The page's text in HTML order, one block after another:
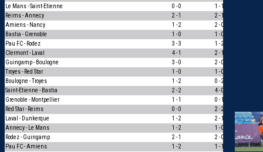
Le Mans - Saint-Etienne
0 - 0 1 - 1
Reims - Annecy
2 - 1 2 - 1
Amiens - Nancy
1 - 2 2 - 0
Bastia - Grenoble
1 - 0 1 - 0
Pau FC - Rodez
3 - 3 1 - 2
Clermont - Laval
4 - 1 2 - 1
Guingamp - Boulogne
3 - 0 2 - 0
Troyes - Red Star
1 - 0 1 - 0
Boulogne - Troyes
1 - 2 0 - 2
Saint-Etienne - Bastia
2 - 2 4 - 0
Grenoble - Montpellier
1 - 1 0 - 1
Red Star - Reims
0 - 0 2 - 2
Laval - Dunkerque
1 - 2 2 - 1
0
Annecy - Le Mans
1 - 2 1 - 0
Rodez - Guingamp
2 - 1 2 - 0
1
Pau FC - Amiens
1 - 2 1 - 1
0